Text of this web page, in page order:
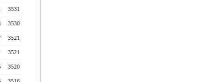
3531
3530
3521
3521
3520